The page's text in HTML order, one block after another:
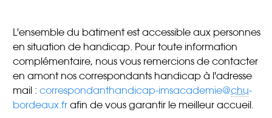
L'ensemble du bâtiment est accessible aux personnes
en situation de handicap. Pour toute information
complémentaire, nous vous remercions de contacter
en amont nos correspondants handicap à l'adresse
mail : correspondanthandicap-imsacademie@chu-
bordeaux.fr afin de vous garantir le meilleur accueil.